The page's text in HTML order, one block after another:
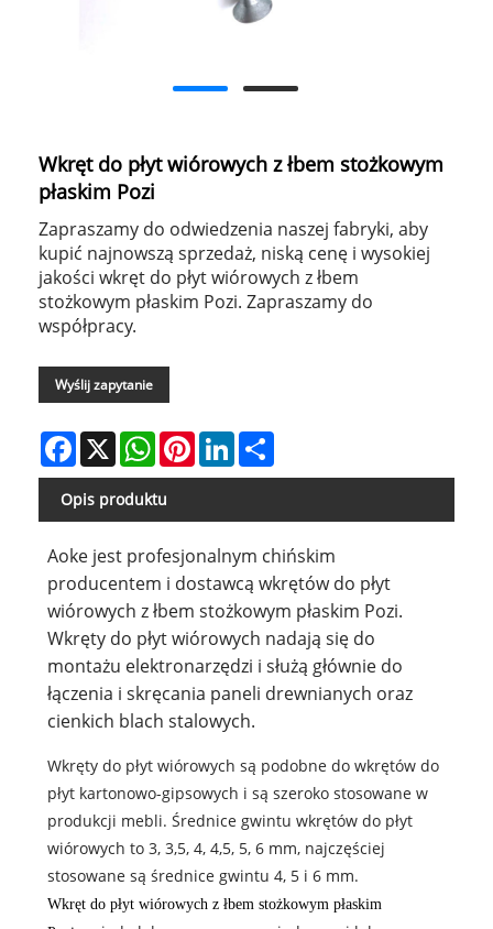
Wkręt do płyt wiórowych z łbem stożkowym
płaskim Pozi
Zapraszamy do odwiedzenia naszej fabryki, aby
kupić najnowszą sprzedaż, niską cenę i wysokiej
jakości wkręt do płyt wiórowych z łbem
stożkowym płaskim Pozi. Zapraszamy do
współpracy.
Wyślij zapytanie
Facebook
X WhatsAppPinterestLinkedIn
Opis produktu
Aoke jest profesjonalnym chińskim
producentem i dostawcą wkrętów do płyt
wiórowych z łbem stożkowym płaskim Pozi.
Wkręty do płyt wiórowych nadają się do
montażu elektronarzędzi i służą głównie do
łączenia i skręcania paneli drewnianych oraz
cienkich blach stalowych.
Wkręty do płyt wiórowych są podobne do wkrętów do
płyt kartonowo-gipsowych i są szeroko stosowane w
produkcji mebli. Średnice gwintu wkrętów do płyt
wiórowych to 3, 3,5, 4, 4,5, 5, 6 mm, najczęściej
stosowane są średnice gwintu 4, 5 i 6 mm.
Wkręt do płyt wiórowych z łbem stożkowym płaskim